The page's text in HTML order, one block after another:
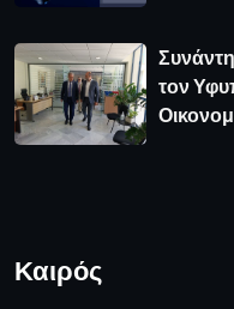
τον
Καιρός